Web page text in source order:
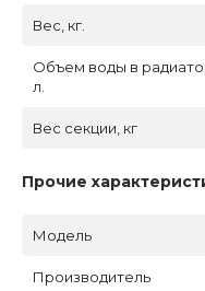
Вес, кг.
Объем воды в
л.
Вес секции, кг
Прочие
Модель
Производитель